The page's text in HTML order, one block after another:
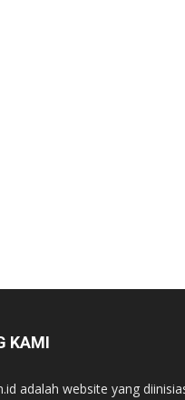
KAMI
adalah website yang